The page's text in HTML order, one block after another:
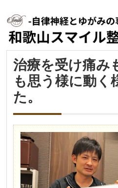
治療を受け痛み
も思う様に動く
た。